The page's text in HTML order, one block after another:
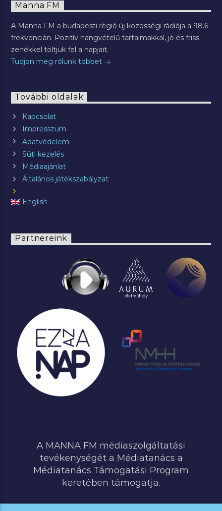
Manna FM
A Manna FM a budapesti régió új közösségi rádiója a 98.6
frekvencián. Pozitív hangvételű tartalmakkal, jó és friss
zenékkel töltjük fel a napjait.
Tudjon meg rólunk többet
További oldalak
Kapcsolat
Impresszum
Adatvédelem
Süti kezelés
Médiaajánlat
Általános játékszabályzat
English
Partnereink
A MANNA FM médiaszolgáltatási
tevékenységét a Médiatanács a
Médiatanács Támogatási Program
keretében támogatja.